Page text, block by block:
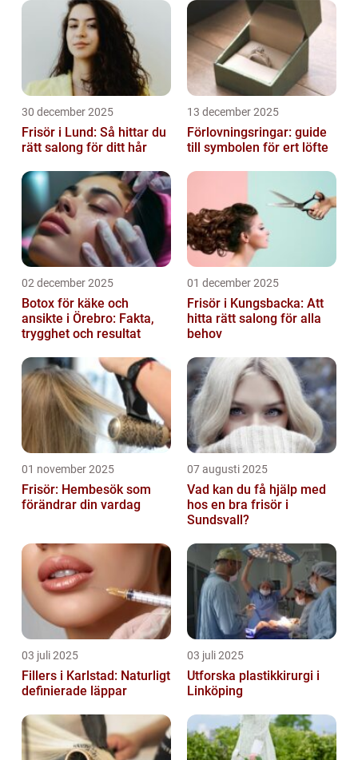
30 december 2025
Frisör i Lund: Så hittar du
rätt salong för ditt hår
13 december 2025
Förlovningsringar: guide
till symbolen för ert löfte
02 december 2025
Botox för käke och
ansikte i Örebro: Fakta,
trygghet och resultat
01 december 2025
Frisör i Kungsbacka: Att
hitta rätt salong för alla
behov
01 november 2025
Frisör: Hembesök som
förändrar din vardag
07 augusti 2025
Vad kan du få hjälp med
hos en bra frisör i
Sundsvall?
03 juli 2025
Fillers i Karlstad: Naturligt
definierade läppar
03 juli 2025
Utforska plastikkirurgi i
Linköping